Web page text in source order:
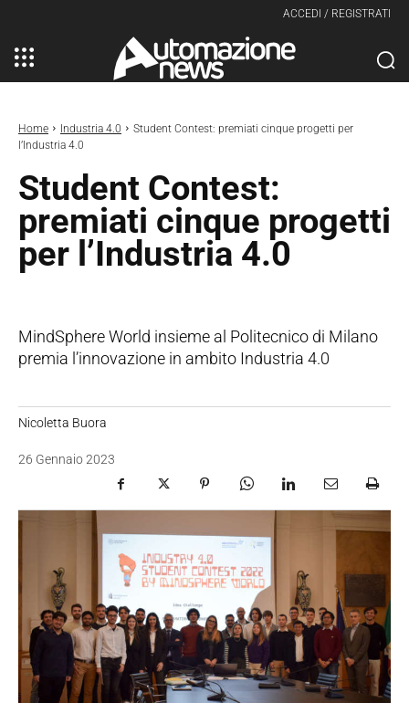
ACCEDI / REGISTRATI
Home Industria 4.0
Student Contest: premiati cinque progetti per
l’Industria 4.0
Student Contest:
premiati cinque progetti
per l’Industria 4.0
MindSphere World insieme al Politecnico di Milano
premia l’innovazione in ambito Industria 4.0
Nicoletta Buora
26 Gennaio 2023